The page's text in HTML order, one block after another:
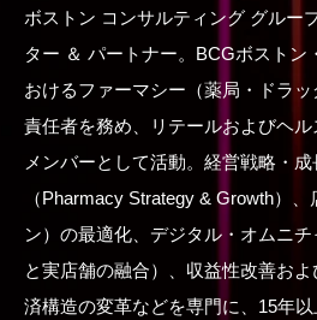
ボストン コンサルティング グルー
ター ＆ パートナー。BCGボストン
おけるファーマシー（薬局・ドラ
責任者を務め、リテールおよびヘ
メンバーとして活動。経営戦略・
（Pharmacy Strategy & Growth）
ン）の最適化、デジタル・オムニ
と実店舗の融合）、収益性改善お
済構造の変革などを専門に、15年以